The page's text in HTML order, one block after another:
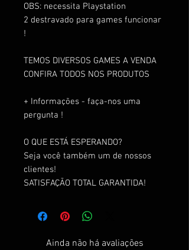
OBS: necessita Playstation
2 destravado para games funcionar
!
TEMOS DIVERSOS GAMES A VENDA
CONFIRA TODOS NOS PRODUTOS
+ Informações - faça-nos uma
pergunta !
O QUE ESTÁ ESPERANDO?
Seja você também um de nossos
clientes!
SATISFAÇÃO TOTAL GARANTIDA!
Ainda não há avaliações